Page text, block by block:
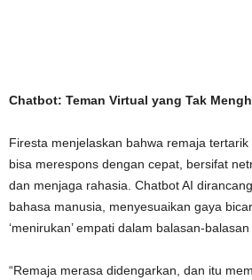
Chatbot: Teman Virtual yang Tak
Firesta menjelaskan bahwa remaja
bisa merespons dengan cepat, bersifat
dan menjaga rahasia. Chatbot AI
bahasa manusia, menyesuaikan gaya
‘menirukan’ empati dalam balasan-
“Remaja merasa didengarkan, dan itu